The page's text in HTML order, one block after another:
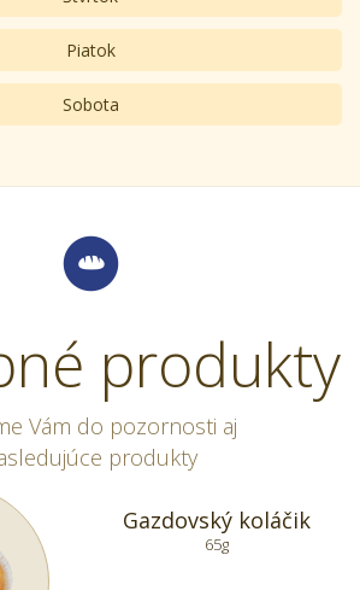
Piatok
Sobota
produkty
Vám do pozornosti aj
produkty
Gazdovský koláčik
65g